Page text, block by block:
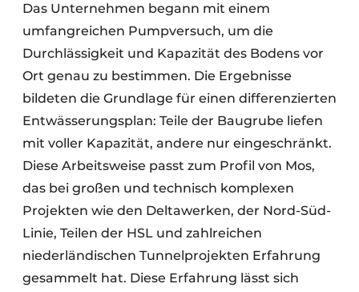
Das Unternehmen begann mit einem
umfangreichen Pumpversuch, um die
Durchlässigkeit und Kapazität des Bodens vor
Ort genau zu bestimmen. Die Ergebnisse
bildeten die Grundlage für einen differenzierten
Entwässerungsplan: Teile der Baugrube liefen
mit voller Kapazität, andere nur eingeschränkt.
Diese Arbeitsweise passt zum Profil von Mos,
das bei großen und technisch komplexen
Projekten wie den Deltawerken, der Nord-Süd-
Linie, Teilen der HSL und zahlreichen
niederländischen Tunnelprojekten Erfahrung
gesammelt hat. Diese Erfahrung lässt sich